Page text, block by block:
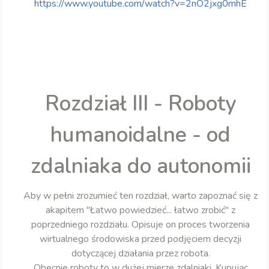
https://www.youtube.com/watch?v=2nO2jxg0mhE
Rozdział III - Roboty
humanoidalne - od
zdalniaka do autonomii
Aby w pełni zrozumieć ten rozdział, warto zapoznać się z
akapitem "Łatwo powiedzieć... łatwo zrobić" z
poprzedniego rozdziału. Opisuje on proces tworzenia
wirtualnego środowiska przed podjęciem decyzji
dotyczącej działania przez robota.